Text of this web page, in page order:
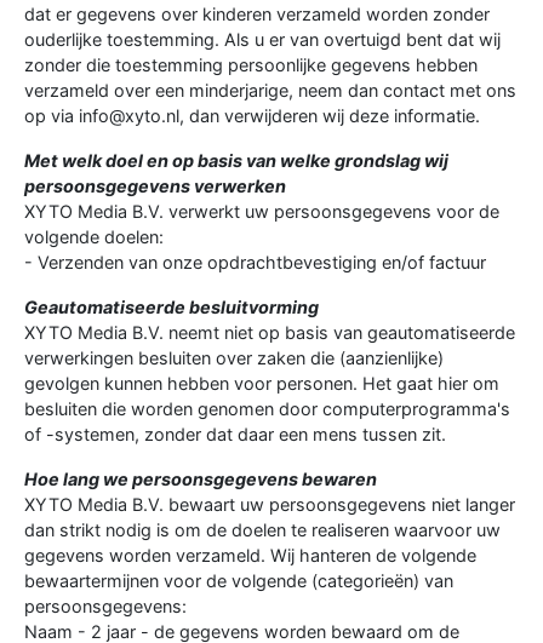
dat er gegevens over kinderen verzameld worden zonder
ouderlijke toestemming. Als u er van overtuigd bent dat wij
zonder die toestemming persoonlijke gegevens hebben
verzameld over een minderjarige, neem dan contact met ons
op via info@xyto.nl, dan verwijderen wij deze informatie.
Met welk doel en op basis van welke grondslag wij
persoonsgegevens verwerken
XYTO Media B.V. verwerkt uw persoonsgegevens voor de
volgende doelen:
- Verzenden van onze opdrachtbevestiging en/of factuur
Geautomatiseerde besluitvorming
XYTO Media B.V. neemt niet op basis van geautomatiseerde
verwerkingen besluiten over zaken die (aanzienlijke)
gevolgen kunnen hebben voor personen. Het gaat hier om
besluiten die worden genomen door computerprogramma's
of -systemen, zonder dat daar een mens tussen zit.
Hoe lang we persoonsgegevens bewaren
XYTO Media B.V. bewaart uw persoonsgegevens niet langer
dan strikt nodig is om de doelen te realiseren waarvoor uw
gegevens worden verzameld. Wij hanteren de volgende
bewaartermijnen voor de volgende (categorieën) van
persoonsgegevens:
Naam - 2 jaar - de gegevens worden bewaard om de